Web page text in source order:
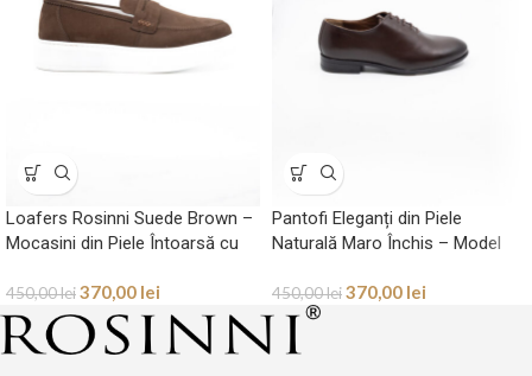
Loafers Rosinni Suede Brown –
Mocasini din Piele Întoarsă cu
450,00lei370,00 lei
Pantofi Eleganți din Piele
Naturală Maro Închis – Model
450,00lei370,00 lei